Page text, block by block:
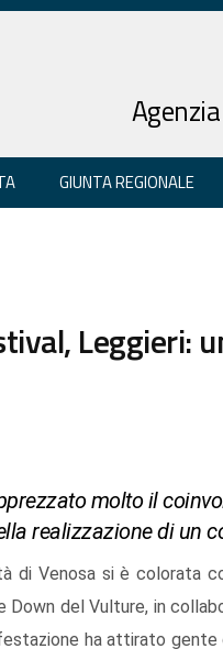
GIUNTA REGIONALE
Leggieri:
molto il
realizzazione di un
di Venosa si è colorata
Down del Vulture, in
ha attirato